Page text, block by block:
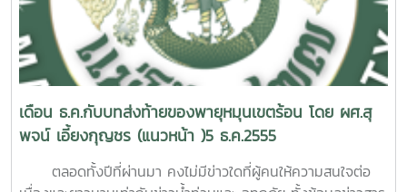
พัฒนาอย่างใด แต่เพื่อการเรียนรู้ที่มาที่ไปไว้สำหรับคนรุ่นหลัง
เท่านั้น เนื่อง ในวันภาษาไทยแห่งชาติ (29 กรกฎาคม) หลายท่าน
หลายฝ่ายในแวดวงภาษาไทยคงจะตระหนักในเรื่องนี้ว่าภาษาไทย
กำลัง เปลี่ยนแปลงไปตามเทคโนโลยีและสภาพของสังคม (ก้ม
แต่จะต้องปรับตัวไปตามสถานการณ์ โดยต้องไม่ละทิ้งรากเหง้า
เค้าเดิมโดยไม่จำเป็น รวมทั้งต้องไม่นำมาใช้ในสังคมทั่วไปหรือใช้
อย่างเป็นทางการด้วย ทั้งนี้ เพื่อให้คนรุ่นหลังได้รู้ที่มาที่ไปของ
ภาษาไทยบ้าง แค่นั้นก็คงน่าจะพอสำหรับการอนุรักษ์ภาษาไทยใน
ท้องที่ใดจะเริ่มจะเลิกงานสงกรานต์ช่วงไหนเวลาใดนั้นไม่สำคัญ
แต่ความสำคัญนั้นอยู่ที่กิจกรรมตามประเพณีที่พึงปฏิบัติใน
เทศกาลสงกรานต์นี้เท่านั้นแม้สภาพอากาศช่วงปลายเดือน
เมษายนนี้ อาจจะร้อนแล้งมากยิ่งขึ้นไปอีกได้(หากไม่มีฝนตกลงมา
กิจกรรมตามประเพณีของเทศกาลสงกรานต์น่าจะช่วยผ่อนคลาย
ความร้อนความแล้ง ในใจลงได้ไม่มากก็น้อย ฉะนั้น ใครที่ยังไม่ได้
ทำกิจกรรมดีๆ ตามประเพณีของเทศกาลสงกรานต์นี้ ก็ควรรีบ
ลงมือทำก่อนในตอนนี้ อย่าปล่อยให้เทศกาลนี้ผ่านไปโดยไม่ได้ทำ
ปริมาณการเผาตามโควตา เพื่อให้สามารถควบคุมหมอกควันให้
อยู่ในเกณฑ์ที่ไม่สูงเกินค่ามาตรฐานความปลอดภัยได้ ซึ่งแม้วิธี
การนี้จะไม่ใช่วิธีแก้ปัญหาที่ดีที่สุด แต่วิธีนี้ก็น่าจะช่วยลดปัญหา
ต่างๆ ในเบื้องต้นลงได้มาก ทั้งปัญหาด้านกายภาพและปัญหา
ด้านสังคม แต่น่าเสียดายที่ในปีนี้ยังไม่มีความชัดเจนในทางปฏิบัติ
วิธีนี้จึงยังไม่เห็นผลอย่างจริงจังประการสุดท้าย คนที่ได้รับผลกระ
ทบจากหมอกควันไม่ใช่ผู้ก่อเหตุ ทั้งนี้จะเห็นได้ว่า ในพื้นที่ที่มีคน
อยู่หนาแน่นทั้งในเขตตัวจังหวัด ตัวอำเภอ และในเขตเทศบาล จะมี
การรณรงค์ให้งดการเผาในช่วง 80 วันอันตราย (ปลายเดือน
หลัก ส่วนยอดส่งขายไปยังต่างประเทศนั้นไม่ได้เพิ่มสูงขึ้นมากมาย
แต่อย่างใด ซึ่งชี้ให้เห็นว่า แม้โดยภาพรวมบริษัทผู้ผลิตรถยนต์
และอะไหล่ภายในประเทศ และธุรกิจอื่นๆที่เกี่ยวข้องจะได้รับ
ประโยชน์อย่างมากจากนโยบายนี้ แต่บริษัทแม่จากต่างชาติกลับได้
รับประโยชน์ไปเต็มๆง่ายๆมากกว่าใครดังนั้น กรณีนี้จึงไม่น่าจะ
ปลาบปลื้มเท่าไรนัก เพราะนอกจากงบประมาณของชาติจะสูญไป
นับแสนล้านบาทกับนโยบายนี้แล้ว เงินตราส่วนหนึ่งยังไหลออกไป
ยังต่างประเทศอีกด้วย ขณะที่นโยบายนี้สร้างประโยชน์เพียงเล็ก
น้อยกับคนในชาติแค่กลุ่มเล็กๆเท่านั้น ซึ่งล้วนไม่ใช่คนยากคนจน
มาตรการอื่นๆ ที่อยู่ระหว่างการศึกษาเพิ่มเติมอีกส่วนหนึ่ง
แม้มาตรการต่างๆ จะยังไม่สมบูรณ์เต็มร้อย เพราะยังมีข้อถก
เถียงกันอยู่บ้างเรื่องรายละเอียดในทางปฏิบัติของบางประเด็น แต่
เชื่อว่า หากมาตรการดังกล่าวเหล่านี้ได้รับการดูแลปฏิบัติจาก
องค์กรต่างๆ ที่เกี่ยวข้อง โดยเฉพาะองค์กรปกครองส่วนท้องถิ่น
เช่น อบจ. อบต. และเทศบาลต่างๆ เป็นต้น ซึ่งหากหน่วยงานเหล่า
นี้ช่วยกันทำให้เกิดเป็นรูปธรรมในระดับหนึ่งได้ ปัญหามลภาวะทาง
อากาศในเขตพื้นที่ภาคเหนือจะไม่รุนแรงเข้าขั้นวิกฤติเหมือนใน ปี
สิ้นสุดลงแล้ว แต่สิ่งที่น่าเป็นห่วงมากกว่าในเวลานี้ก็คือ ผู้บริโภคที่
ดิ้นรนเข้าร่วมใช้สิทธิ์จนทันเวลาตามนโยบายนี้ หลายคนหลวมตัว
วางเงินจองไปแล้ว ขณะที่ยังมีอีกมากที่ยังรู้สึกเสียดายว่า พลาด
โอกาสการเป็นเจ้าของรถยนต์คันแรกในชีวิตไป แต่นั่นอาจเป็น
เรื่องดีก็ได้ หากได้หันมาทบทวนเรื่องนี้กันอย่างรอบคอบอีกครั้ง
หนึ่ง (อ่านต่อบทความแบบ PDF คลิ๊กที่นี้ที่ผ่านมา ผู้บริโภค
กลุ่มแรกที่ได้รับประโยชน์ไปเต็มๆ แล้วล้วนเป็นผู้ที่ได้ชื่อว่า ผู้มีอัน
จะกิน เพราะคนเหล่านี้มีเงินมีกำลังซื้ออยู่แล้ว สามารถตัดสินใจได้
เดือน ธ.ค.กับบทส่งท้ายของพายุหมุนเขตร้อน โดย ผศ.สุ
พจน์ เอี้ยงกุญชร (แนวหน้า )5 ธ.ค.2555
ตลอดทั้งปีที่ผ่านมา คงไม่มีข่าวใดที่ผู้คนให้ความสนใจต่อ